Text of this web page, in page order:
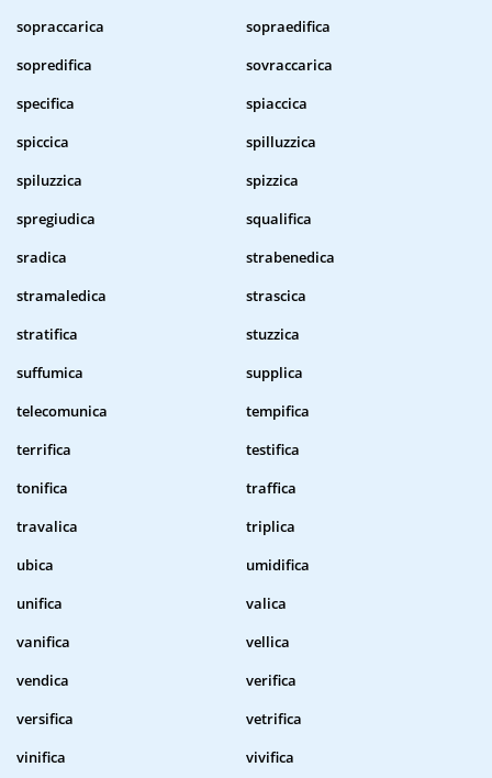
sopraccarica
sopraedifica
sopredifica
sovraccarica
specifica
spiaccica
spiccica
spilluzzica
spiluzzica
spizzica
spregiudica
squalifica
sradica
strabenedica
stramaledica
strascica
stratifica
stuzzica
suffumica
supplica
telecomunica
tempifica
terrifica
testifica
tonifica
traffica
travalica
triplica
ubica
umidifica
unifica
valica
vanifica
vellica
vendica
verifica
versifica
vetrifica
vinifica
vivifica